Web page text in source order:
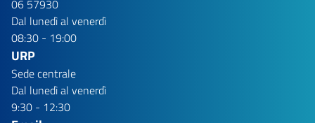
06 57930
Dal lunedì al venerdì
08:30 - 19:00
URP
Sede centrale
Dal lunedì al venerdì
9:30 - 12:30